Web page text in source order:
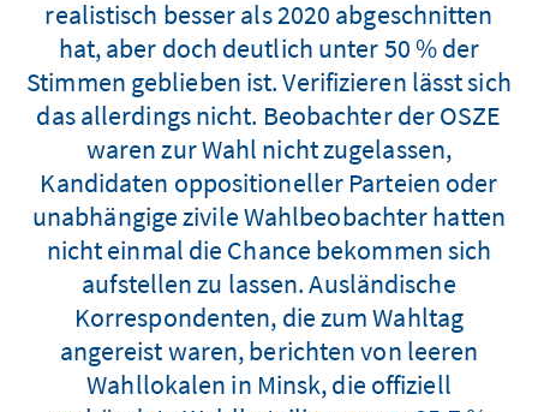
realistisch besser als 2020 abgeschnitten
hat, aber doch deutlich unter 50 % der
Stimmen geblieben ist. Verifizieren lässt sich
das allerdings nicht. Beobachter der OSZE
waren zur Wahl nicht zugelassen,
Kandidaten oppositioneller Parteien oder
unabhängige zivile Wahlbeobachter hatten
nicht einmal die Chance bekommen sich
aufstellen zu lassen. Ausländische
Korrespondenten, die zum Wahltag
angereist waren, berichten von leeren
Wahllokalen in Minsk, die offiziell